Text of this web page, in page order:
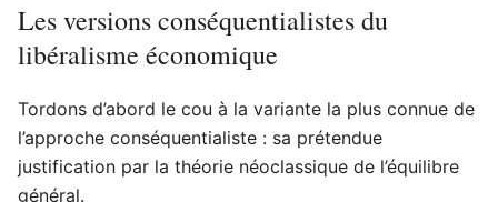
Les versions conséquentialistes du
libéralisme économique
Tordons d’abord le cou à la variante la plus connue de
l’approche conséquentialiste : sa prétendue
justification par la théorie néoclassique de l’équilibre
général.